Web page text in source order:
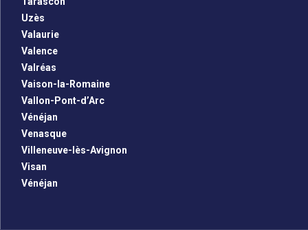
Uzès
Valaurie
Valence
Valréas
Vaison-la-Romaine
Vallon-Pont-d’Arc
Vénéjan
Venasque
Villeneuve-lès-Avignon
Visan
Vénéjan